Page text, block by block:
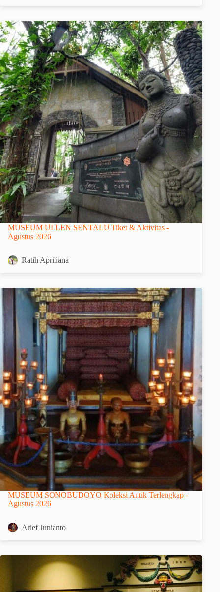
MUSEUM ULLEN SENTALU Tiket & Aktivitas -
Agustus 2026
Ratih Apriliana
MUSEUM SONOBUDOYO Koleksi Antik Terlengkap -
Agustus 2026
Arief Junianto